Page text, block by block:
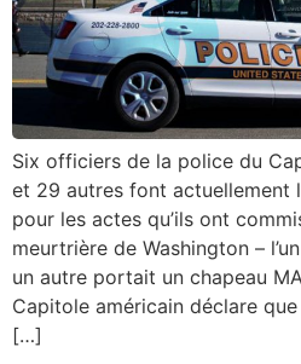
Six officiers de la police du
et 29 autres font actuellement
pour les actes qu’ils ont
meurtrière de Washington –
un autre portait un chapeau
Capitole américain déclare
[…]